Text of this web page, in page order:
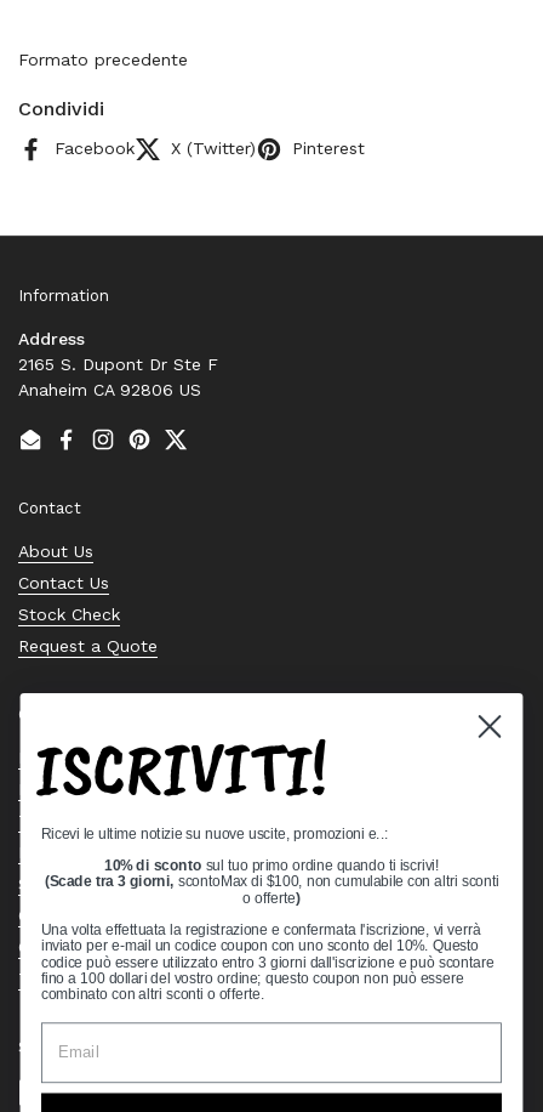
Formato precedente
Condividi
Facebook X (Twitter) Pinterest
Information
Address
2165 S. Dupont Dr Ste F
Anaheim CA 92806 US
EmailFacebook
Instagram
PinterestTwitter
Contact
About Us
Contact Us
Stock Check
Request a Quote
Quick links
Bearing Knowledge Center
Privacy Policy
Terms & Conditions
Shipping Policy
Open Cookie Banner
Comprehensive Guide to Ball Bearings
Track your Order
Supported payment methods
ISCRIVITI!
Ricevi le ultime notizie su nuove uscite, promozioni e..:
10% di sconto sul tuo primo ordine quando ti iscrivi!
(Scade tra 3 giorni, scontoMax di $100, non cumulabile con altri sconti
o offerte)
Una volta effettuata la registrazione e confermata l'iscrizione, vi verrà
inviato per e-mail un codice coupon con uno sconto del 10%. Questo
codice può essere utilizzato entro 3 giorni dall'iscrizione e può scontare
fino a 100 dollari del vostro ordine; questo coupon non può essere
combinato con altri sconti o offerte.